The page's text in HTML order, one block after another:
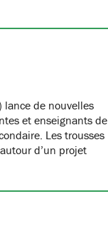
lance de nouvelles
et enseignants de
Les trousses
d’un projet